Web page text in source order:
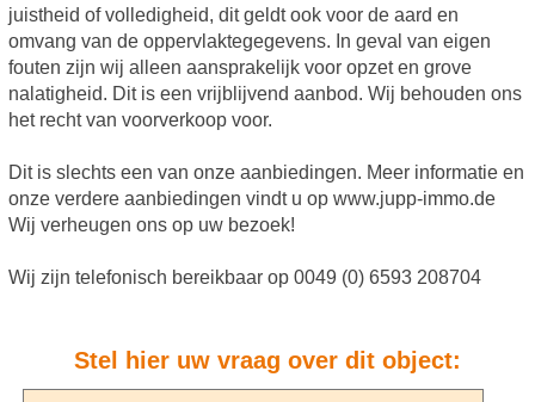
juistheid of volledigheid, dit geldt ook voor de aard en
omvang van de oppervlaktegegevens. In geval van eigen
fouten zijn wij alleen aansprakelijk voor opzet en grove
nalatigheid. Dit is een vrijblijvend aanbod. Wij behouden ons
het recht van voorverkoop voor.
Dit is slechts een van onze aanbiedingen. Meer informatie en
onze verdere aanbiedingen vindt u op www.jupp-immo.de
Wij verheugen ons op uw bezoek!
Wij zijn telefonisch bereikbaar op 0049 (0) 6593 208704
Stel hier uw vraag over dit object: